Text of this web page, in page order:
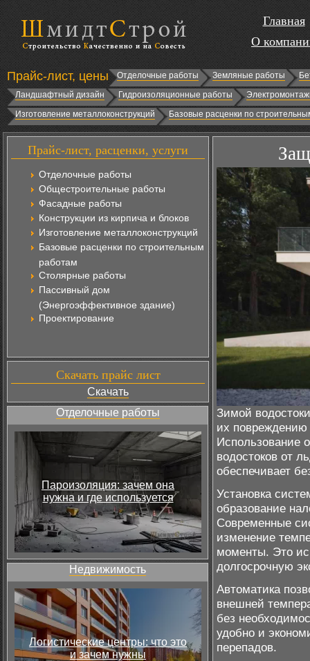
Главная
О
Прайс-лист, цены Отделочные работы Земляные работы
Ландшафтный дизайн
Гидроизоляционные работы
Изготовление металлоконструкций
Базовые расценки по
Прайс-лист, расценки, услуги
Отделочные работы
Общестроительные работы
Фасадные работы
Конструкции из кирпича и блоков
Изготовление металлоконструкций
Базовые расценки по строительным
работам
Столярные работы
Пассивный дом
(Энергоэффективное здание)
Проектирование
Скачать прайс лист
Скачать
Отделочные работы
Пароизоляция: зачем она
нужна и где используется
Недвижимость
Логистические центры: что это
и зачем нужны
Зимой
их
Использование
водостоков от
обеспечивает
Установка
образование
Современные
изменение
моменты. Это
долгосрочную
Автоматика
внешней
без
удобно и
перепадов.